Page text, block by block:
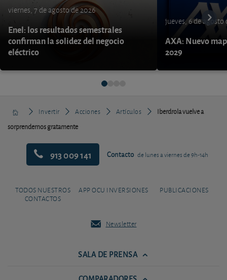
viernes, 7 de agosto de 2026
Enel: los resultados semestrales
confirman la solidez del negocio
eléctrico
jueves, 6 de agosto
AXA: Nuevo
2029
Invertir Acciones Artículos
Iberdrola vuelve a
sorprendernos gratamente
913 009 141 Contacto de lunes a viernes de 9h-14h
TODOS NUESTROS
CONTACTOS
APP OCU INVERSIONES PUBLICACIONES
Newsletter
SALA DE PRENSA